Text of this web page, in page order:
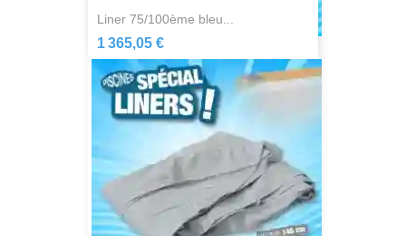
liner 75/100ème bleu...
1 365,05 €